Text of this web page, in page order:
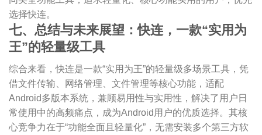
选择快连。
七、总结与未来展望：快连，一款“实用为
王”的轻量级工具
综合来看，快连是一款“实用为王”的轻量级多场景工具，凭
借文件传输、网络管理、文件管理等核心功能，适配
Android多版本系统，兼顾易用性与实用性，解决了用户日
常使用中的高频痛点，成为Android用户的优质选择。其核
心竞争力在于“功能全面且轻量化”，无需安装多个第三方软